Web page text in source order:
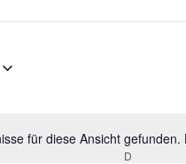
für diese Ansicht
D